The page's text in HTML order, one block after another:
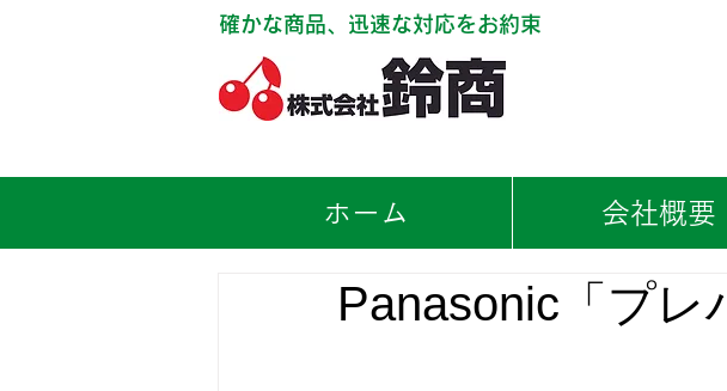
確かな商品、迅速な対応をお約束
ホーム 会社概要
Panasonic「プレ